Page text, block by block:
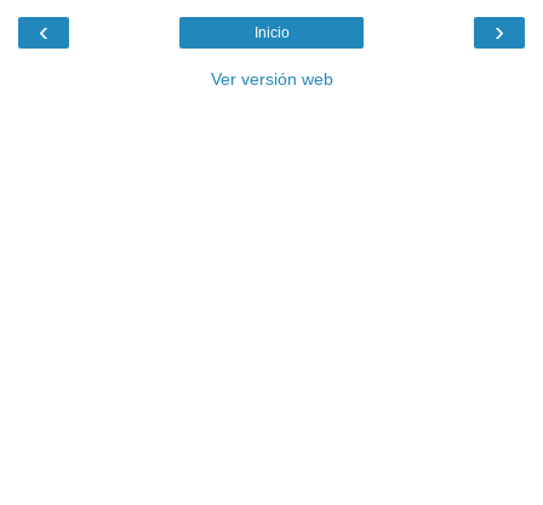
‹ ›
Inicio
Ver versión web